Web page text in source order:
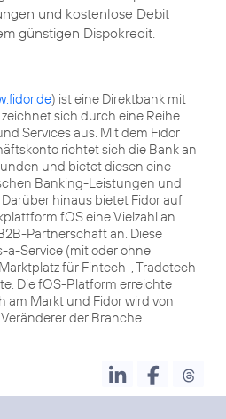
und kostenlose Debit
günstigen Dispokredit.
) ist eine Direktbank mit
sich durch eine Reihe
Services aus. Mit dem Fidor
richtet sich die Bank an
und bietet diesen eine
Banking-Leistungen und
hinaus bietet Fidor auf
fOS eine Vielzahl an
Partnerschaft an. Diese
a-Service (mit oder ohne
für Fintech-, Tradetech-
Die fOS-Platform erreichte
am Markt und Fidor wird von
der Branche